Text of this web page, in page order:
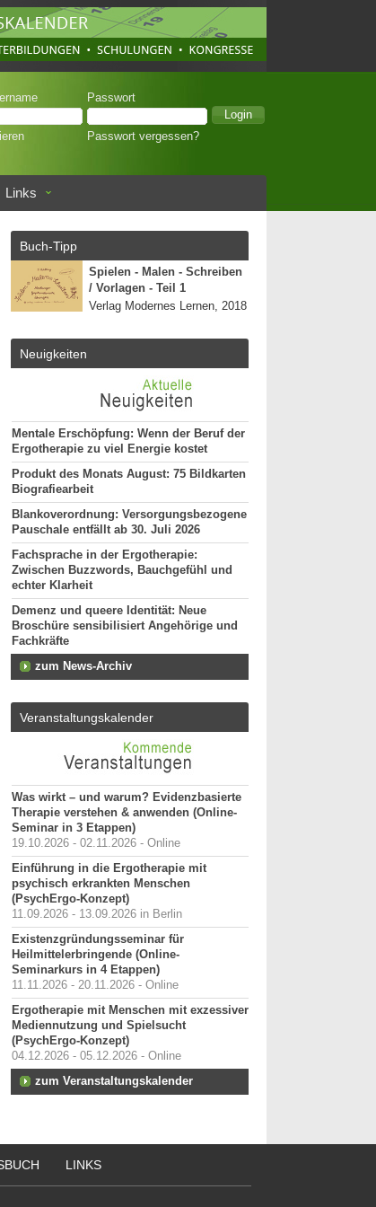
Passwort
Passwort vergessen?
Links
Buch-Tipp
Spielen - Malen - Schreiben
/ Vorlagen - Teil 1
Verlag Modernes Lernen, 2018
Neuigkeiten
Mentale Erschöpfung: Wenn der Beruf der
Ergotherapie zu viel Energie kostet
Produkt des Monats August: 75 Bildkarten
Biografiearbeit
Blankoverordnung: Versorgungsbezogene
Pauschale entfällt ab 30. Juli 2026
Fachsprache in der Ergotherapie:
Zwischen Buzzwords, Bauchgefühl und
echter Klarheit
Demenz und queere Identität: Neue
Broschüre sensibilisiert Angehörige und
Fachkräfte
zum News-Archiv
Veranstaltungskalender
Was wirkt – und warum? Evidenzbasierte
Therapie verstehen & anwenden (Online-
Seminar in 3 Etappen)
19.10.2026 - 02.11.2026 - Online
Einführung in die Ergotherapie mit
psychisch erkrankten Menschen
(PsychErgo-Konzept)
11.09.2026 - 13.09.2026 in Berlin
Existenzgründungsseminar für
Heilmittelerbringende (Online-
Seminarkurs in 4 Etappen)
11.11.2026 - 20.11.2026 - Online
Ergotherapie mit Menschen mit exzessiver
Mediennutzung und Spielsucht
(PsychErgo-Konzept)
04.12.2026 - 05.12.2026 - Online
zum Veranstaltungskalender
LINKS